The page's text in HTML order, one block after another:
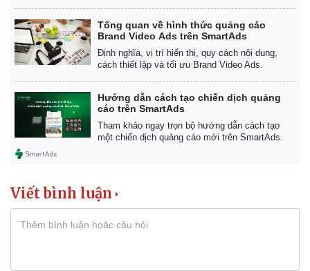
Tổng quan về hình thức quảng cáo
Brand Video Ads trên SmartAds
Định nghĩa, vị trí hiển thị, quy cách nội dung,
cách thiết lập và tối ưu Brand Video Ads.
Hướng dẫn cách tạo chiến dịch quảng
cáo trên SmartAds
Tham khảo ngay trọn bộ hướng dẫn cách tạo
một chiến dịch quảng cáo mới trên SmartAds.
Viết bình luận